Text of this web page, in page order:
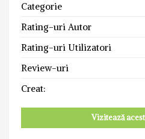
Categorie
Rating-uri Autor
Rating-uri Utilizatori
Review-uri
Creat:
Vizitează